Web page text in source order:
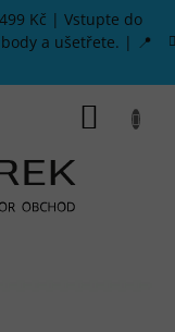
Kč | Vstupte do
a ušetřete. | 📍